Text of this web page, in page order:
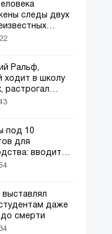
следы двух
Ральф,
ходит в школу
растрогал
соцсетей
под 10
для
вводится
выставлял
даже
смерти